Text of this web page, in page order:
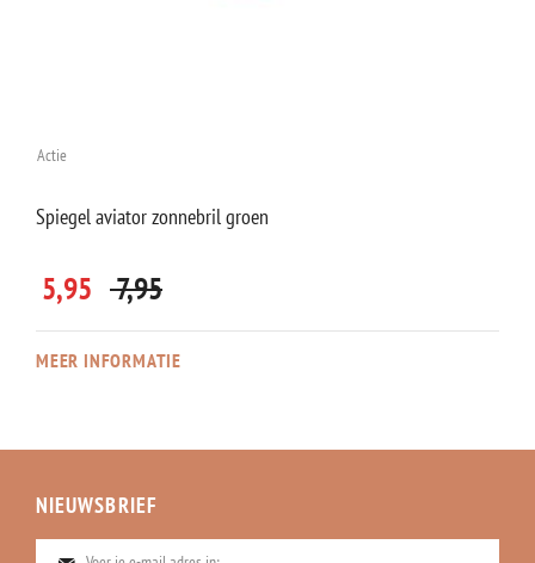
Actie
Spiegel aviator zonnebril groen
7,95
5,95
MEER INFORMATIE
NIEUWSBRIEF